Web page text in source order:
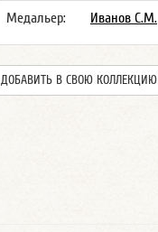
Медальер: Иванов С.М.
ДОБАВИТЬ В СВОЮ КОЛЛЕКЦИЮ